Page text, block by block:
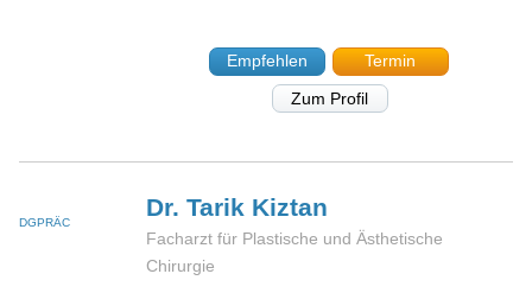
Empfehlen
Termin
Zum Profil
DGPRÄC
Dr. Tarik Kiztan
Facharzt für Plastische und Ästhetische
Chirurgie